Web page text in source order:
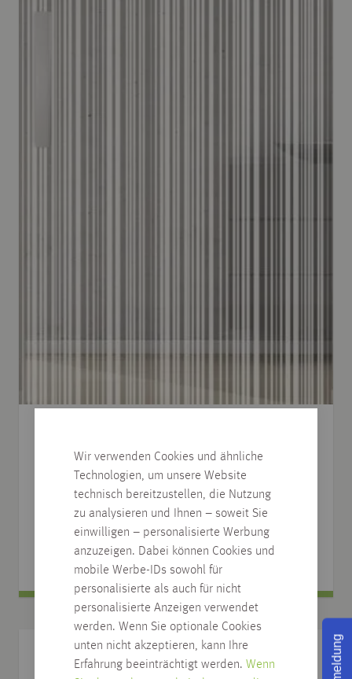
Wir verwenden Cookies und ähnliche
Technologien, um unsere Website
technisch bereitzustellen, die Nutzung
zu analysieren und Ihnen – soweit Sie
einwilligen – personalisierte Werbung
anzuzeigen. Dabei können Cookies und
mobile Werbe-IDs sowohl für
personalisierte als auch für nicht
personalisierte Anzeigen verwendet
werden. Wenn Sie optionale Cookies
unten nicht akzeptieren, kann Ihre
Erfahrung beeinträchtigt werden. Wenn
Steffen
verschiedene Abmessungen
ab 1.852,57